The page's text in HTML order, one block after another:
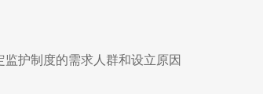
监护制度的需求人群和设立原因